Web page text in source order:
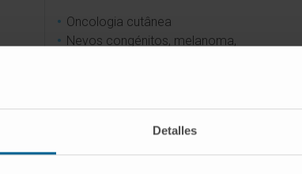
Detalles
Oncologia cutânea
Nevos congénitos, melanoma,
Tratamentos laser